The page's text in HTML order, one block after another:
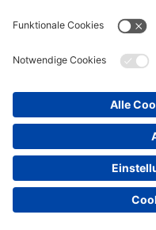
unterwww.casinos.at/
Einwilligung kann ich
2500 Baden, per E-Mail an
datenschutz@cal.at
oder in
nicht berührt.